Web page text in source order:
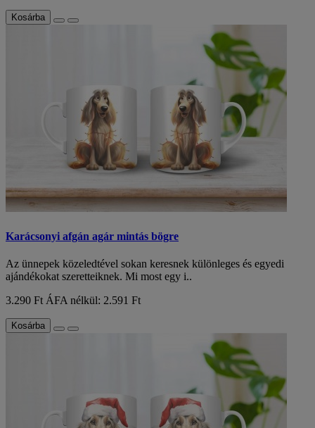
Kosárba
Karácsonyi afgán agár mintás bögre
Az ünnepek közeledtével sokan keresnek különleges és egyedi
ajándékokat szeretteiknek. Mi most egy i..
3.290 Ft ÁFA nélkül: 2.591 Ft
Kosárba